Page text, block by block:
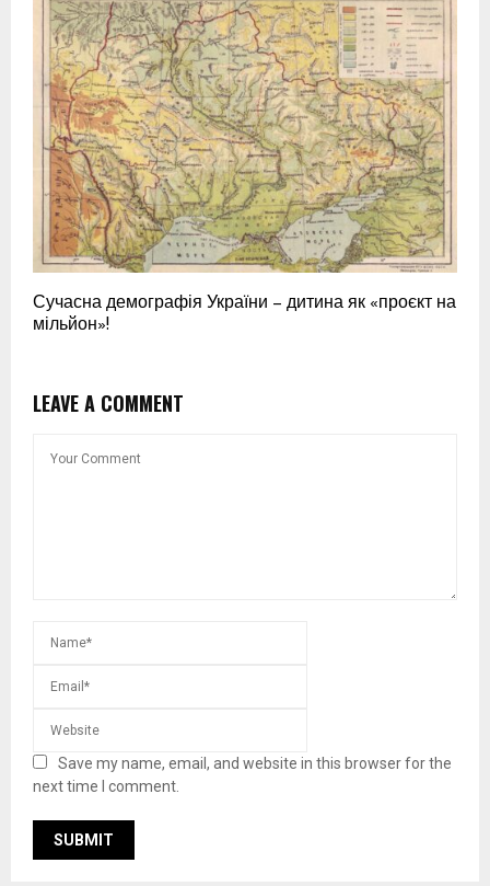
Сучасна демографія України – дитина як «проєкт на
мільйон»!
LEAVE A COMMENT
Save my name, email, and website in this browser for the
next time I comment.